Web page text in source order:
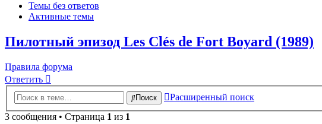
Темы без ответов
Активные темы
Пилотный эпизод Les Clés de Fort Boyard (1989)
Правила форума
Ответить
Поиск
Расширенный поиск
3 сообщения • Страница 1 из 1